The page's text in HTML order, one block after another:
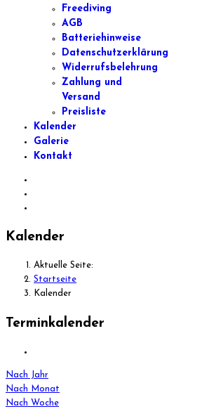
Freediving
AGB
Batteriehinweise
Datenschutzerklärung
Widerrufsbelehrung
Zahlung und
Versand
Preisliste
Kalender
Galerie
Kontakt
Kalender
Aktuelle Seite:
Startseite
Kalender
Terminkalender
Nach Jahr
Nach Monat
Nach Woche